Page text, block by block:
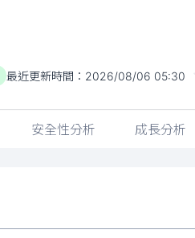
最近更新時間： 2026/08/06 05:30
安全性分析 成長分析